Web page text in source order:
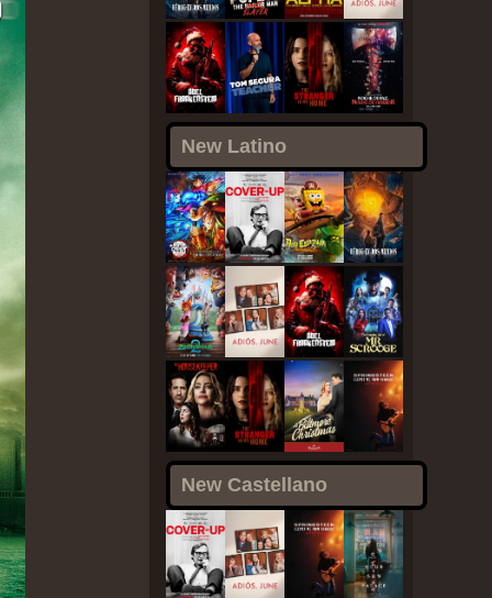
New Latino
New Castellano